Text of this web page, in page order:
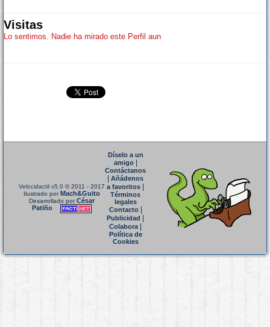
Visitas
Lo sentimos. Nadie ha mirado este Perfil aun
Velocidactil v5.0 © 2011 - 2017
Ilustrado porMach&Guito
Desarrollado porCésar
Patiño
Díselo a un
amigo|
Contáctanos
Añádenos
a favoritos
Términos
legales
Contacto|
Publicidad
Colabora|
Política de
Cookies